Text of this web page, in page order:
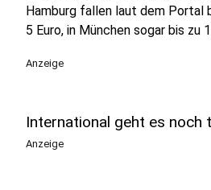
Hamburg fallen laut dem Portal
5 Euro, in München sogar bis zu
Anzeige
International geht es noch
Anzeige